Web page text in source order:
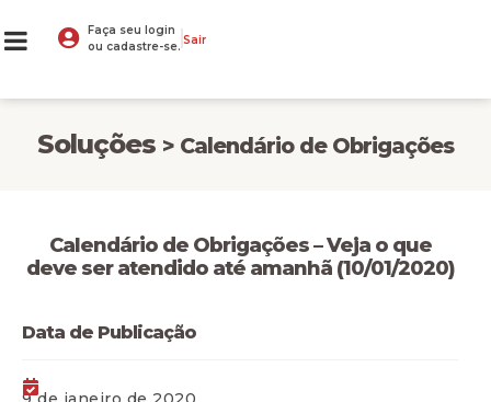
Faça seu login
ou cadastre-se. Sair
Soluções > Calendário de Obrigações
Calendário de Obrigações – Veja o que
deve ser atendido até amanhã (10/01/2020)
Data de Publicação